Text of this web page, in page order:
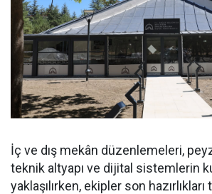
İç ve dış mekân düzenlemeleri,
teknik altyapı ve dijital sistemlerin
yaklaşılırken, ekipler son